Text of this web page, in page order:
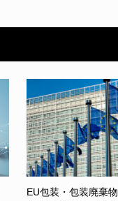
EU包装・包装廃棄物